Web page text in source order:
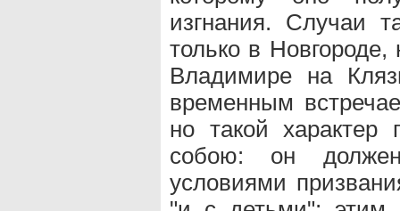
изгнания. Случаи
только в
Владимире на
временным
но такой характер
собою: он
условиями